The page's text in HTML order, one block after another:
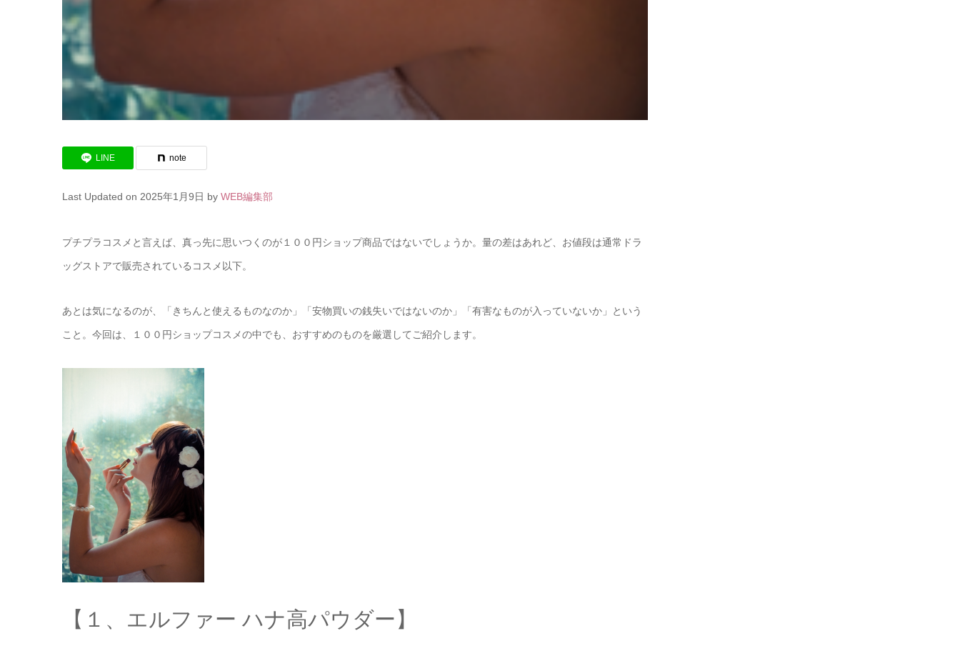
LINE note
Last Updated on 2025年1月9日 by WEB編集部
プチプラコスメと言えば、真っ先に思いつくのが１００円ショップ商品ではないでしょうか。量の差はあれど、お値段は通常ドラ
ッグストアで販売されているコスメ以下。
あとは気になるのが、「きちんと使えるものなのか」「安物買いの銭失いではないのか」「有害なものが入っていないか」という
こと。今回は、１００円ショップコスメの中でも、おすすめのものを厳選してご紹介します。
【１、エルファー ハナ高パウダー】